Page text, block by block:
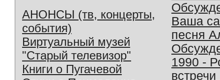
АНОНСЫ (тв, концерты,
события)
Виртуальный музей
"Старый телевизор"
Книги о Пугачевой
Ваша
песня
1990 -